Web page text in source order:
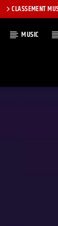
CLASSEMENT
MUSIC